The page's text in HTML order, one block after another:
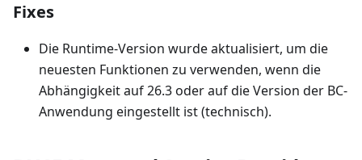
Fixes
Die Runtime-Version wurde aktualisiert, um die
neuesten Funktionen zu verwenden, wenn die
Abhängigkeit auf 26.3 oder auf die Version der BC-
Anwendung eingestellt ist (technisch).